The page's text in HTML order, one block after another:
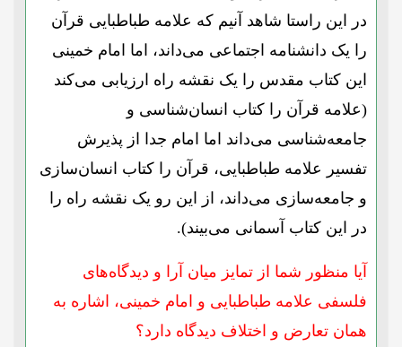
در این راستا شاهد آنیم که علامه طباطبایی قرآن
را یک دانشنامه اجتماعی می‌داند، اما امام خمینی
این کتاب مقدس را یک نقشه راه ارزیابی می‌کند
(علامه قرآن را کتاب انسان‌شناسی و
جامعه‌شناسی می‌داند اما امام جدا از پذیرش
تفسیر علامه طباطبایی، قرآن را کتاب انسان‌سازی
و جامعه‌سازی می‌داند، از این رو یک نقشه راه را
در این کتاب آسمانی می‌بیند).
آیا منظور شما از تمایز میان آرا و دیدگاه‌های
فلسفی علامه طباطبایی و امام خمینی، اشاره به
همان تعارض و اختلاف دیدگاه دارد؟